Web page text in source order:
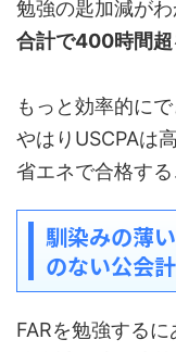
勉強の匙加減がわ
合計で400時間超
もっと効率的に
やはりUSCPAは
省エネで合格す
馴染みの薄
のない公会計
FARを勉強するに